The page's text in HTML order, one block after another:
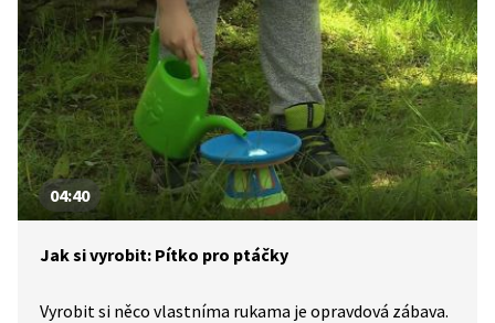
04:40
Jak si vyrobit: Pítko pro ptáčky
Vyrobit si něco vlastníma rukama je opravdová zábava.